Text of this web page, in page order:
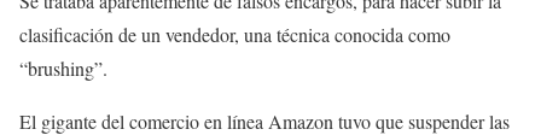
clasificación de un vendedor, una técnica conocida como
“brushing”.
El gigante del comercio en línea Amazon tuvo que suspender las